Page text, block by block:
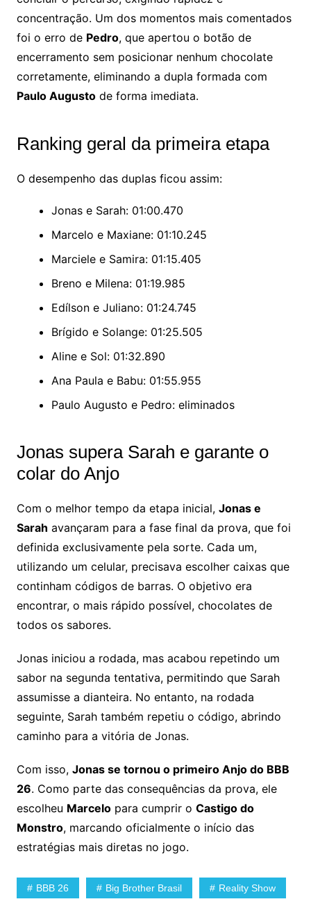
concentração. Um dos momentos mais comentados
foi o erro de Pedro, que apertou o botão de
encerramento sem posicionar nenhum chocolate
corretamente, eliminando a dupla formada com
Paulo Augustode forma imediata.
Ranking geral da primeira etapa
O desempenho das duplas ficou assim:
Jonas e Sarah: 01:00.470
Marcelo e Maxiane: 01:10.245
Marciele e Samira: 01:15.405
Breno e Milena: 01:19.985
Edílson e Juliano: 01:24.745
Brígido e Solange: 01:25.505
Aline e Sol: 01:32.890
Ana Paula e Babu: 01:55.955
Paulo Augusto e Pedro: eliminados
Jonas supera Sarah e garante o
colar do Anjo
Com o melhor tempo da etapa inicial, Jonas e
Sarah avançaram para a fase final da prova, que foi
definida exclusivamente pela sorte. Cada um,
utilizando um celular, precisava escolher caixas que
continham códigos de barras. O objetivo era
encontrar, o mais rápido possível, chocolates de
todos os sabores.
Jonas iniciou a rodada, mas acabou repetindo um
sabor na segunda tentativa, permitindo que Sarah
assumisse a dianteira. No entanto, na rodada
seguinte, Sarah também repetiu o código, abrindo
caminho para a vitória de Jonas.
Com isso, Jonas se tornou o primeiro Anjo do BBB
26. Como parte das consequências da prova, ele
escolheu Marcelopara cumprir o Castigo do
Monstro, marcando oficialmente o início das
estratégias mais diretas no jogo.
BBB 26 Big Brother Brasil Reality Show